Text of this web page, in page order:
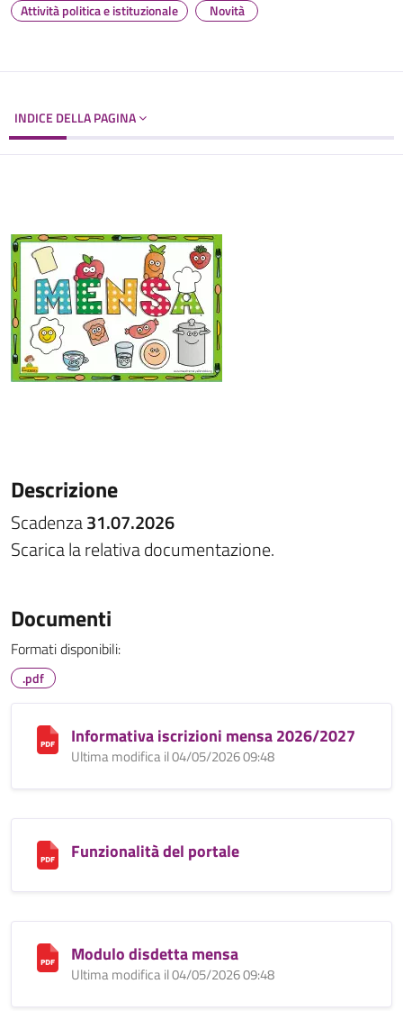
Attività politica e istituzionale
Novità
INDICE DELLA PAGINA
Descrizione
Scadenza31.07.2026
Scarica la relativa documentazione.
Documenti
Formati disponibili:
.pdf
Informativa iscrizioni mensa 2026/2027
Ultima modifica il 04/05/2026 09:48
Funzionalità del portale
Modulo disdetta mensa
Ultima modifica il 04/05/2026 09:48